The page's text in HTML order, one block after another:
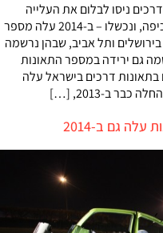
ניסו לבלום את העלייה
במספר ההרוגים באמצעות הגברת האכיפה, ונכשלו – ב-2014 עלה מספר
ותל אביב, שבהן נרשמה
גם ירידה במספר התאונות
דרכים בישראל עלה
גם ב-2014